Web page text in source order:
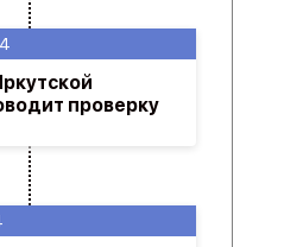
проверку